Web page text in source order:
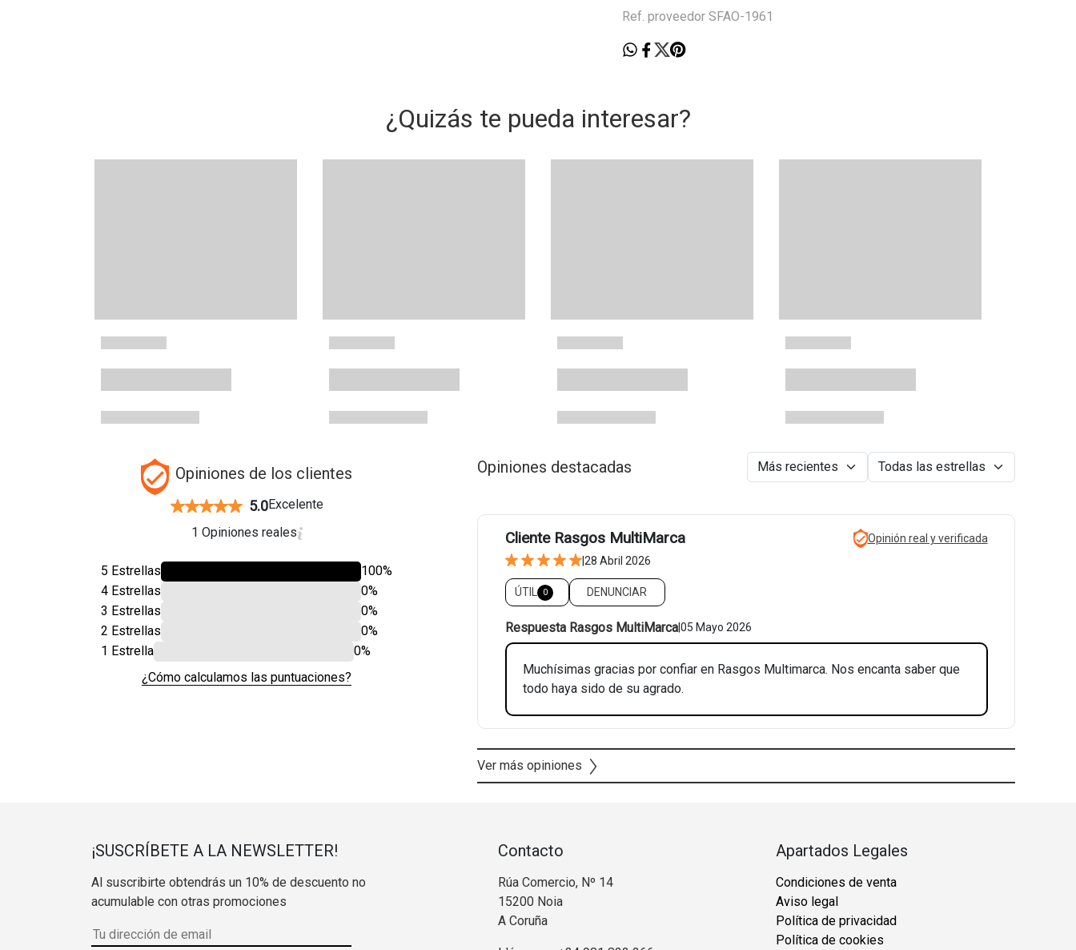
Ref. proveedor SFAO-1961
¿Quizás te pueda interesar?
Opiniones de los clientes
5.0Excelente
1 Opiniones reales
5 Estrellas
100%
4 Estrellas
0%
3 Estrellas
0%
2 Estrellas
0%
1 Estrella
0%
¿Cómo calculamos las puntuaciones?
Opiniones destacadas
Cliente Rasgos MultiMarca
Opinión real y verificada
|28 Abril 2026
ÚTIL 0 DENUNCIAR
Respuesta Rasgos MultiMarca|05 Mayo 2026
Muchísimas gracias por confiar en Rasgos Multimarca. Nos encanta saber que
todo haya sido de su agrado.
Ver más opiniones
¡SUSCRÍBETE A LA NEWSLETTER!
Al suscribirte obtendrás un 10% de descuento no
acumulable con otras promociones
Contacto
Rúa Comercio, Nº 14
15200 Noia
A Coruña
Apartados Legales
Condiciones de venta
Aviso legal
Política de privacidad
Política de cookies